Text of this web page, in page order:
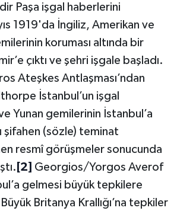
Paşa işgal haberlerini
1919'da İngiliz, Amerikan ve
koruması altında bir
çıktı ve şehri işgale başladı.
Ateşkes Antlaşması’ndan
İstanbul’un işgal
Yunan gemilerinin İstanbul’a
şifahen (sözle) teminat
resmî görüşmeler sonucunda
[2] Georgios/Yorgos Averof
gelmesi büyük tepkilere
Britanya Krallığı’na tepkiler